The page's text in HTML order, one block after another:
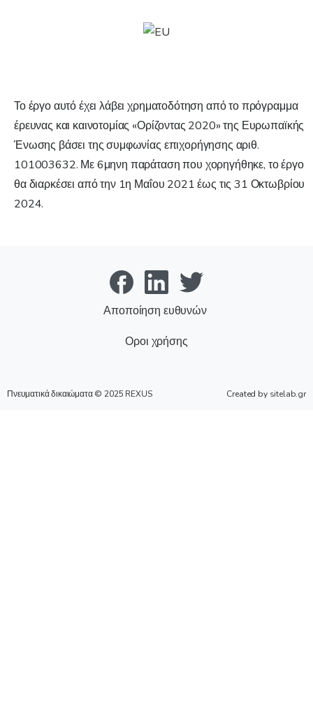
Το έργο αυτό έχει λάβει χρηματοδότηση από το πρόγραμμα
έρευνας και καινοτομίας «Ορίζοντας 2020» της Ευρωπαϊκής
Ένωσης βάσει της συμφωνίας επιχορήγησης αριθ.
101003632. Με 6μηνη παράταση που χορηγήθηκε, το έργο
θα διαρκέσει από την 1η Μαΐου 2021 έως τις 31 Οκτωβρίου
2024.
Αποποίηση ευθυνών
Οροι χρήσης
Πνευματικά δικαιώματα © 2025 REXUS Created by sitelab.gr